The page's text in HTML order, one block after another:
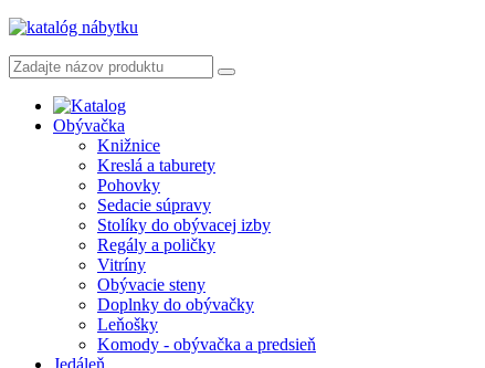
Obývačka
Knižnice
Kreslá a taburety
Pohovky
Sedacie súpravy
Stolíky do obývacej izby
Regály a poličky
Vitríny
Obývacie steny
Doplnky do obývačky
Leňošky
Komody - obývačka a predsieň
Jedáleň